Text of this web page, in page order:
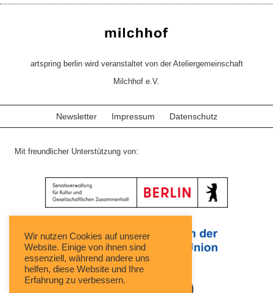
artspring berlin wird veranstaltet von der Ateliergemeinschaft
Milchhof e.V.
Newsletter Impressum Datenschutz
Mit freundlicher Unterstützung von:
Wir nutzen Cookies auf unserer
Website. Einige von ihnen sind
essenziell, während andere uns
helfen, diese Website und Ihre
Erfahrung zu verbessern.